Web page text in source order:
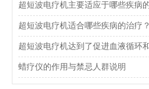
超短波电疗机适合哪些疾病的治疗？
蜡疗仪的作用与禁忌人群说明